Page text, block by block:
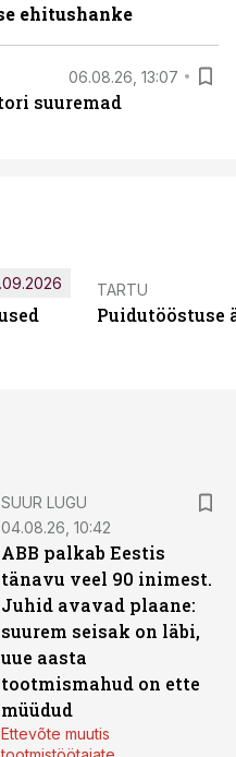
ehitushanke
06.08.26, 13:07
suuremad
TARTU
Puidutööstuse
SUUR LUGU
04.08.26, 10:42
ABB palkab Eestis
tänavu veel 90 inimest.
Juhid avavad plaane:
suurem seisak on läbi,
uue aasta
tootmismahud on ette
müüdud
Ettevõte muutis